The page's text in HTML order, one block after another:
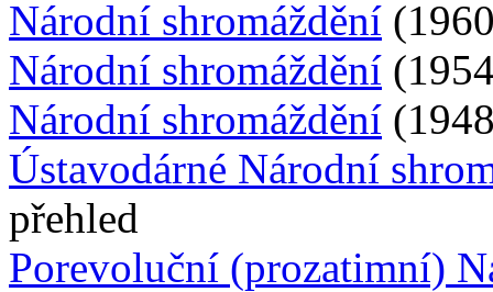
Národní shromáždění
Národní shromáždění
Národní shromáždění
Ústavodárné Národní
přehled
Porevoluční (prozatimní)